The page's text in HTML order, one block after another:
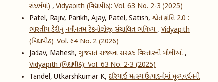
સંદર્ભમાં) , Vidyapith (વિદ્યાપીઠ): Vol. 63 No. 2-3 (2025)
Patel, Rajiv, Parikh, Ajay, Patel, Satish, શ્વેત ક્રાંતિ 2.0 :
ભારતીય ડેરીનું નવીનતમ ટેકનોલોજી સંચાલિત ભવિષ્ય, Vidyapith
(વિદ્યાપીઠ): Vol. 64 No. 2 (2026)
Jadav, Mahesh, ગુજરાત રાજ્યના સરહદ વિસ્તારની બોલીઓ,
Vidyapith (વિદ્યાપીઠ): Vol. 63 No. 2-3 (2025)
Tandel, Utkarshkumar K, દરિયાઈ મત્સ્ય ઉત્પાદનોમાં મૂલ્યવર્ધનની